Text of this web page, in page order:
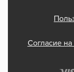
Согласие